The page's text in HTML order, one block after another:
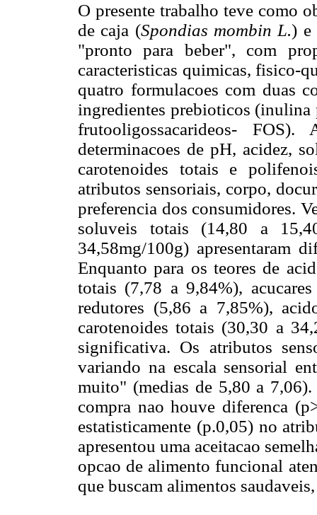
O presente trabalho teve como
de caja (Spondias mombin L.) e
"pronto para beber", com
caracteristicas quimicas, fisico-
quatro formulacoes com duas
ingredientes prebioticos (inulina
frutooligossacarideos-
determinacoes de pH, acidez,
carotenoides totais e
atributos sensoriais, corpo,
preferencia dos consumidores.
soluveis totais (14,80 a
34,58mg/100g) apresentaram
Enquanto para os teores de
totais (7,78 a 9,84%),
redutores (5,86 a 7,85%),
carotenoides totais (30,30 a
significativa. Os atributos
variando na escala sensorial
muito" (medias de 5,80 a
compra nao houve diferenca
estatisticamente (p.0,05) no
apresentou uma aceitacao
opcao de alimento funcional
que buscam alimentos